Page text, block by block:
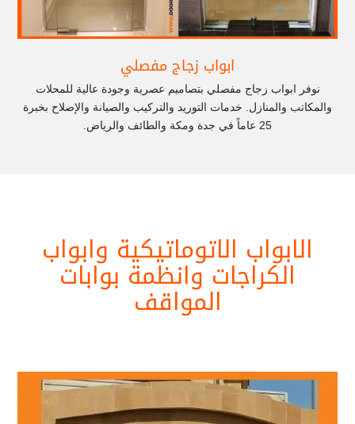
ابواب زجاج مفصلي
نوفر ابواب زجاج مفصلي بتصاميم عصرية وجودة عالية للمحلات
والمكاتب والمنازل. خدمات التوريد والتركيب والصيانة والإصلاح بخبرة
25 عاماً في جدة ومكة والطائف والرياض.
الابواب الاتوماتيكية وابواب
الكراجات وانظمة بوابات
المواقف